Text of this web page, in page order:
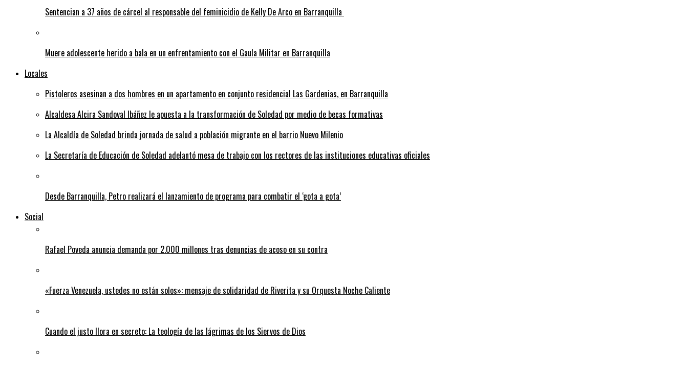
Sentencian a 37 años de cárcel al responsable del feminicidio de Kelly De Arco en Barranquilla
Muere adolescente herido a bala en un enfrentamiento con el Gaula Militar en Barranquilla
Locales
Pistoleros asesinan a dos hombres en un apartamento en conjunto residencial Las Gardenias, en Barranquilla
Alcaldesa Alcira Sandoval Ibáñez le apuesta a la transformación de Soledad por medio de becas formativas
La Alcaldía de Soledad brinda jornada de salud a población migrante en el barrio Nuevo Milenio
La Secretaría de Educación de Soledad adelantó mesa de trabajo con los rectores de las instituciones educativas oficiales
Desde Barranquilla, Petro realizará el lanzamiento de programa para combatir el ‘gota a gota’
Social
Rafael Poveda anuncia demanda por 2.000 millones tras denuncias de acoso en su contra
«Fuerza Venezuela, ustedes no están solos»: mensaje de solidaridad de Riverita y su Orquesta Noche Caliente
Cuando el justo llora en secreto: La teología de las lágrimas de los Siervos de Dios